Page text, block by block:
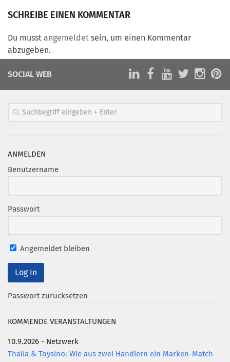
Arbeitsgruppen
MarketingFrauen
Münchner Marketingpreis
Mentoring
Bundesverband Marketing Clubs
MARKETING PIONIERE
Newsletter
Clubmagazin
MCM Club TV
Mitglied werden
AKTUELLES
SCHREIBE EINEN KOMMENTAR
Du musst angemeldet sein, um einen Kommentar
abzugeben.
SOCIAL WEB
ANMELDEN
Benutzername
Passwort
Angemeldet bleiben
Passwort zurücksetzen
KOMMENDE VERANSTALTUNGEN
10.9.2026 - Netzwerk
Thalia & Toysino: Wie aus zwei Händlern ein Marken-Match